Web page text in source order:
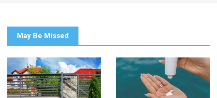
May Be Missed